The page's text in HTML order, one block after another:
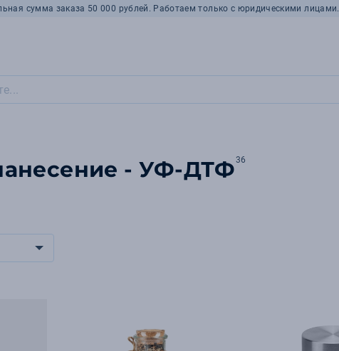
сумма заказа 50 000 рублей. Работаем только с юридическими лицами.
- УФ-ДТФ36